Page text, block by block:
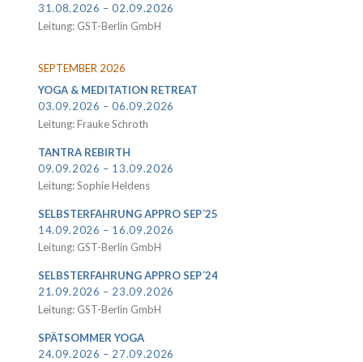
31.08.2026 – 02.09.2026
Leitung: GST-Berlin GmbH
SEPTEMBER 2026
YOGA & MEDITATION RETREAT
03.09.2026 – 06.09.2026
Leitung: Frauke Schroth
TANTRA REBIRTH
09.09.2026 – 13.09.2026
Leitung: Sophie Heldens
SELBSTERFAHRUNG APPRO SEP´25
14.09.2026 – 16.09.2026
Leitung: GST-Berlin GmbH
SELBSTERFAHRUNG APPRO SEP´24
21.09.2026 – 23.09.2026
Leitung: GST-Berlin GmbH
SPÄTSOMMER YOGA
24.09.2026 – 27.09.2026